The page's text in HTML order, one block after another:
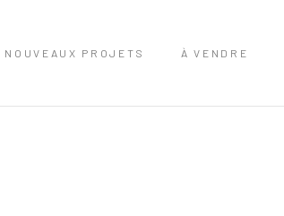
NOUVEAUX PROJETS À VENDRE